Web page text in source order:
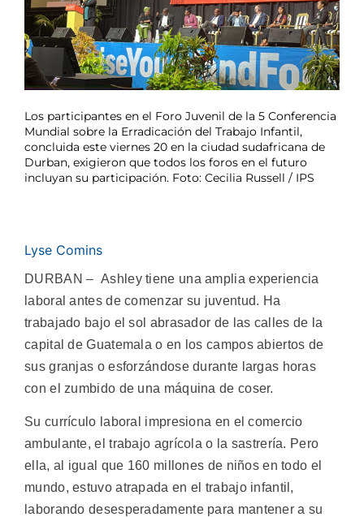
Los participantes en el Foro Juvenil de la 5 Conferencia
Mundial sobre la Erradicación del Trabajo Infantil,
concluida este viernes 20 en la ciudad sudafricana de
Durban, exigieron que todos los foros en el futuro
incluyan su participación. Foto: Cecilia Russell / IPS
Lyse Comins
DURBAN – Ashley tiene una amplia experiencia
laboral antes de comenzar su juventud. Ha
trabajado bajo el sol abrasador de las calles de la
capital de Guatemala o en los campos abiertos de
sus granjas o esforzándose durante largas horas
con el zumbido de una máquina de coser.
Su currículo laboral impresiona en el comercio
ambulante, el trabajo agrícola o la sastrería. Pero
ella, al igual que 160 millones de niños en todo el
mundo, estuvo atrapada en el trabajo infantil,
laborando desesperadamente para mantener a su